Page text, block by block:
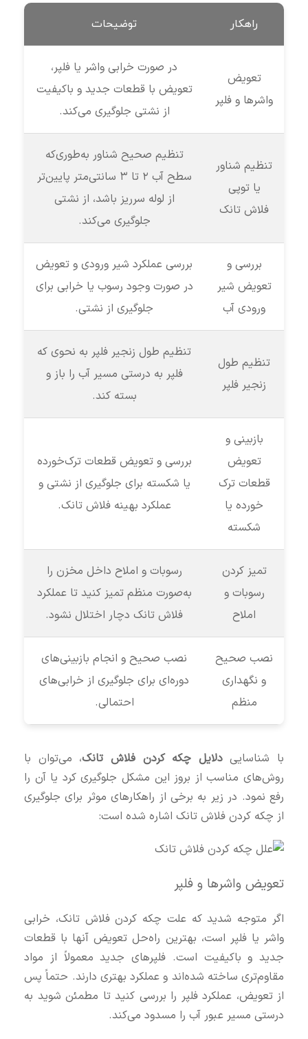
راهکار توضیحات
تعویض
واشرها و فلپر
در صورت خرابی واشر یا فلپر،
تعویض با قطعات جدید و باکیفیت
از نشتی جلوگیری می‌کند.
تنظیم شناور
یا توپی
فلاش تانک
تنظیم صحیح شناور به‌طوری‌که
سطح آب ۲ تا ۳ سانتی‌متر پایین‌تر
از لوله سرریز باشد، از نشتی
جلوگیری می‌کند.
بررسی و
تعویض شیر
ورودی آب
بررسی عملکرد شیر ورودی و تعویض
در صورت وجود رسوب یا خرابی برای
جلوگیری از نشتی.
تنظیم طول
زنجیر فلپر
تنظیم طول زنجیر فلپر به نحوی که
فلپر به درستی مسیر آب را باز و
بسته کند.
بازبینی و
تعویض
قطعات ترک‌
خورده یا
شکسته
بررسی و تعویض قطعات ترک‌خورده
یا شکسته برای جلوگیری از نشتی و
عملکرد بهینه فلاش تانک.
تمیز کردن
رسوبات و
املاح
رسوبات و املاح داخل مخزن را
به‌صورت منظم تمیز کنید تا عملکرد
فلاش تانک دچار اختلال نشود.
نصب صحیح
و نگهداری
منظم
نصب صحیح و انجام بازبینی‌های
دوره‌ای برای جلوگیری از خرابی‌های
احتمالی.
با شناساییدلایل چکه کردن فلاش تانک، می‌توان با
روش‌های مناسب از بروز این مشکل جلوگیری کرد یا آن را
رفع نمود. در زیر به برخی از راهکارهای موثر برای جلوگیری
از چکه کردن فلاش تانک اشاره شده است:
تعویض واشرها و فلپر
اگر متوجه شدید که علت چکه کردن فلاش تانک، خرابی
واشر یا فلپر است، بهترین راه‌حل تعویض آنها با قطعات
جدید و باکیفیت است. فلپرهای جدید معمولاً از مواد
مقاوم‌تری ساخته شده‌اند و عملکرد بهتری دارند. حتماً پس
از تعویض، عملکرد فلپر را بررسی کنید تا مطمئن شوید به
درستی مسیر عبور آب را مسدود می‌کند.